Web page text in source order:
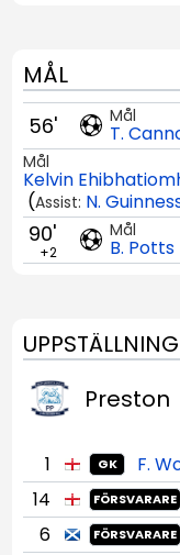
MÅL
Mål
T.
56'
Mål
Kelvin
(Assist: N.
Mål
B. Potts
90'
+2
UPPSTÄLLNING
Preston
1 GK
F.
14
FÖRSVARARE
6
FÖRSVARARE